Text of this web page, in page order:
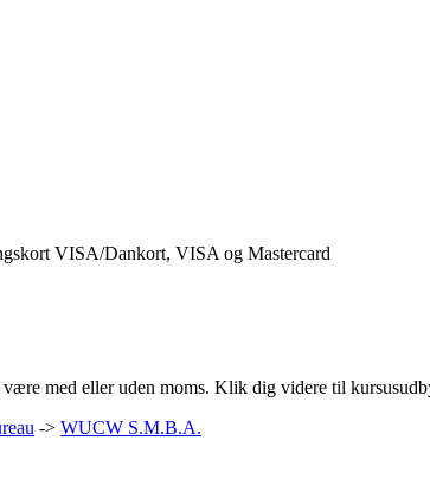
med eller uden moms. Klik dig videre til
-> WUCW S.M.B.A.